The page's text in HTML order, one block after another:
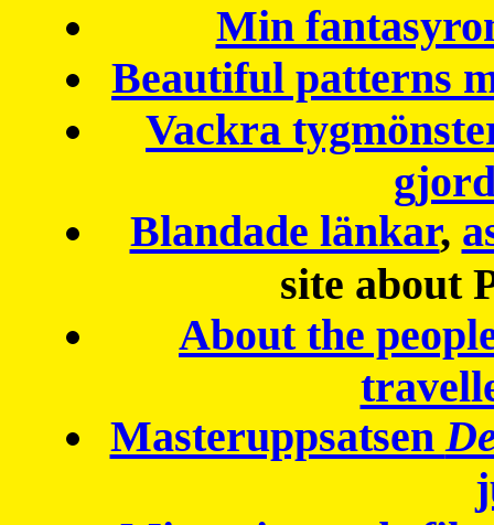
Min
Beautiful patterns
Vackra
Blandade länkar,
site about
About the
Masteruppsatsen